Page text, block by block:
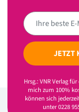
JETZT
Hrsg.: VNR Verlag
mich zum 100%
können sich
unter 0228